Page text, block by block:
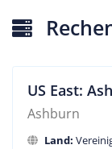
US East:
Ashburn
Land: